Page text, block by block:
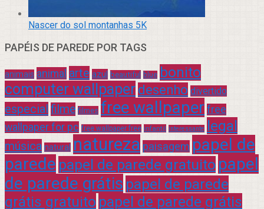
Nascer do sol montanhas 5K
PAPÉIS DE PAREDE POR TAGS
animais animal arte azul beautiful blue bonito
computer wallpaper desenho divertido
especial filme filmes free wallpaper free
wallpaper for pc free wallpaper free infantil interessante legal
música natural natureza paisagem papel de
parede papel de parede gratuito papel
de parede grátis papel de parede
grátis gratuito papel de parede grátis